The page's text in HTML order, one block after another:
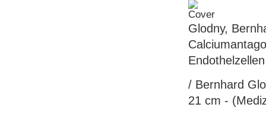
Glodny,
Endothelzellen
/ Bernhard
21 cm -